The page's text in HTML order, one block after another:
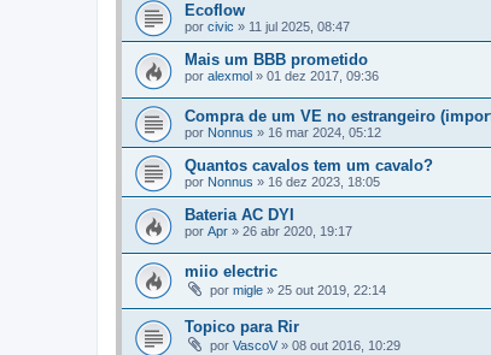
Ecoflow
por civic » 11 jul 2025, 08:47
Mais um BBB prometido
por alexmol » 01 dez 2017, 09:36
Compra de um VE no estrangeiro
por Nonnus » 16 mar 2024, 05:12
Quantos cavalos tem um cavalo?
por Nonnus » 16 dez 2023, 18:05
Bateria AC DYI
por Apr » 26 abr 2020, 19:17
miio electric
por migle » 25 out 2019, 22:14
Topico para Rir
por VascoV » 08 out 2016, 10:29